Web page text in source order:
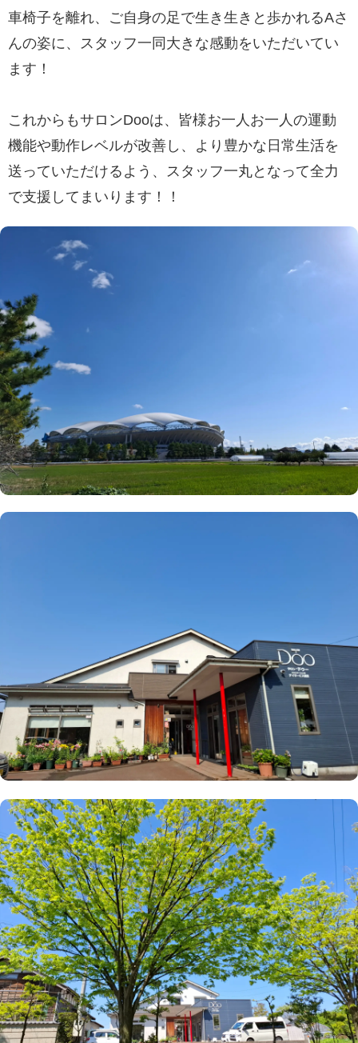
車椅子を離れ、ご自身の足で生き生きと歩かれるAさ
んの姿に、スタッフ一同大きな感動をいただいてい
ます！
これからもサロンDooは、皆様お一人お一人の運動
機能や動作レベルが改善し、より豊かな日常生活を
送っていただけるよう、スタッフ一丸となって全力
で支援してまいります！！